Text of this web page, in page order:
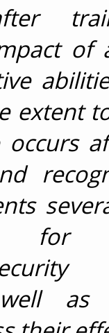
of
extent
occurs
for
as